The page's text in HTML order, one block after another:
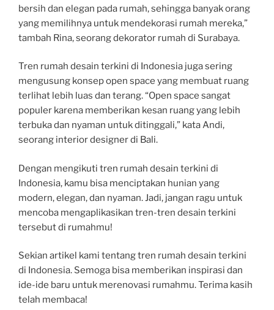
bersih dan elegan pada rumah, sehingga banyak orang
yang memilihnya untuk mendekorasi rumah mereka,”
tambah Rina, seorang dekorator rumah di Surabaya.
Tren rumah desain terkini di Indonesia juga sering
mengusung konsep open space yang membuat ruang
terlihat lebih luas dan terang. “Open space sangat
populer karena memberikan kesan ruang yang lebih
terbuka dan nyaman untuk ditinggali,” kata Andi,
seorang interior designer di Bali.
Dengan mengikuti tren rumah desain terkini di
Indonesia, kamu bisa menciptakan hunian yang
modern, elegan, dan nyaman. Jadi, jangan ragu untuk
mencoba mengaplikasikan tren-tren desain terkini
tersebut di rumahmu!
Sekian artikel kami tentang tren rumah desain terkini
di Indonesia. Semoga bisa memberikan inspirasi dan
ide-ide baru untuk merenovasi rumahmu. Terima kasih
telah membaca!